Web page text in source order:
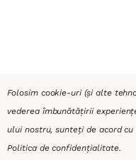
Folosim cookie-uri (și alte
vederea îmbunătățirii
ului nostru, sunteți de acord
Politica de confidențialitate.